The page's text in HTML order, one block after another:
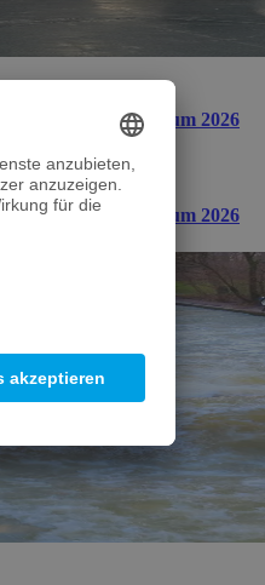
Dialogue Forum 2026
Dialogue Forum 2026